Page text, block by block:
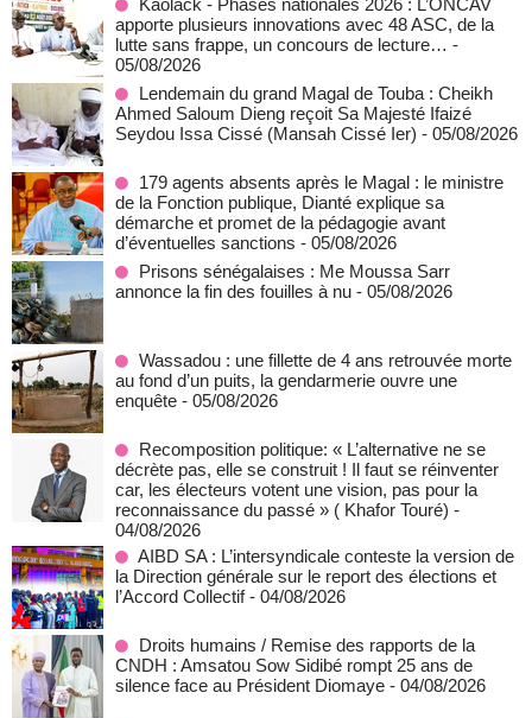
Kaolack - Phases nationales 2026 : L’ONCAV
apporte plusieurs innovations avec 48 ASC, de la
lutte sans frappe, un concours de lecture… -
05/08/2026
Lendemain du grand Magal de Touba : Cheikh
Ahmed Saloum Dieng reçoit Sa Majesté Ifaizé
Seydou Issa Cissé (Mansah Cissé Ier) - 05/08/2026
179 agents absents après le Magal : le ministre
de la Fonction publique, Dianté explique sa
démarche et promet de la pédagogie avant
d’éventuelles sanctions - 05/08/2026
Prisons sénégalaises : Me Moussa Sarr
annonce la fin des fouilles à nu - 05/08/2026
Wassadou : une fillette de 4 ans retrouvée morte
au fond d’un puits, la gendarmerie ouvre une
enquête - 05/08/2026
Recomposition politique: « L’alternative ne se
décrète pas, elle se construit ! Il faut se réinventer
car, les électeurs votent une vision, pas pour la
reconnaissance du passé » ( Khafor Touré) -
04/08/2026
AIBD SA : L’intersyndicale conteste la version de
la Direction générale sur le report des élections et
l’Accord Collectif - 04/08/2026
Droits humains / Remise des rapports de la
CNDH : Amsatou Sow Sidibé rompt 25 ans de
silence face au Président Diomaye - 04/08/2026